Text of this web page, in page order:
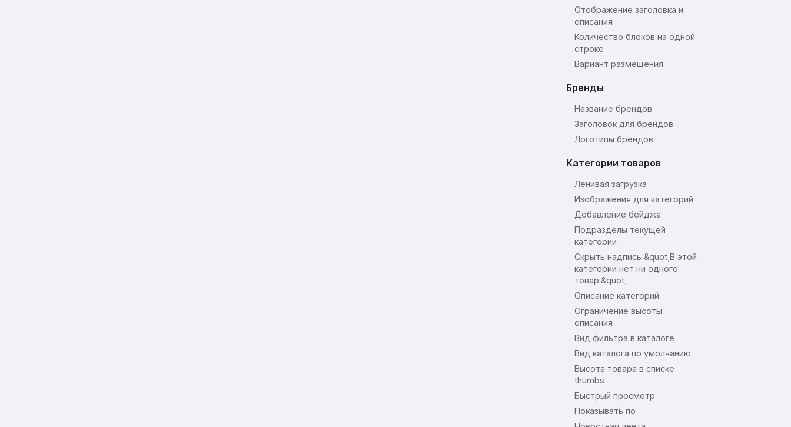
Отображение заголовка и
описания
Количество блоков на одной
строке
Вариант размещения
Бренды
Название брендов
Заголовок для брендов
Логотипы брендов
Категории товаров
Ленивая загрузка
Изображения для категорий
Добавление бейджа
Подразделы текущей
категории
Скрыть надпись &quot;В этой
категории нет ни одного
товар.&quot;
Описание категорий
Ограничение высоты
описания
Вид фильтра в каталоге
Вид каталога по умолчанию
Высота товара в списке
thumbs
Быстрый просмотр
Показывать по